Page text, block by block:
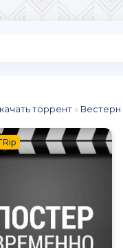
торрент » Вестерн